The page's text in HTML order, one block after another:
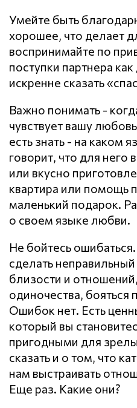
Умейте быть
хорошее, что делает
воспринимайте по
поступки партнера
искренне сказать
Важно понимать -
чувствует вашу
есть знать - на каком
говорит, что для него
или вкусно
квартира или помощь
маленький подарок.
о своем языке любви.
Не бойтесь
сделать
близости и
одиночества, бояться
Ошибок нет. Есть
который вы
пригодными для
сказать и о том, что
нам выстраивать
Еще раз. Какие они?